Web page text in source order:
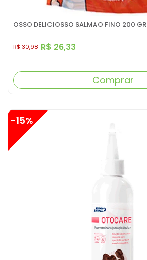
OSSO DELICIOSSO SALMAO FINO 200 GR
R$ 26,33
R$ 30,98
Comprar
-15%